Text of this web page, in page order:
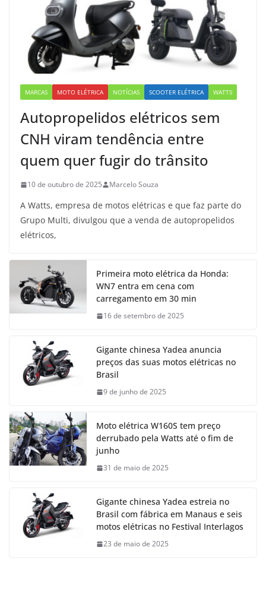
MARCAS MOTO ELÉTRICA NOTÍCIAS SCOOTER ELÉTRICA WATTS
Autopropelidos elétricos sem
CNH viram tendência entre
quem quer fugir do trânsito
10 de outubro de 2025 Marcelo Souza
A Watts, empresa de motos elétricas e que faz parte do
Grupo Multi, divulgou que a venda de autopropelidos
elétricos,
Primeira moto elétrica da Honda:
WN7 entra em cena com
carregamento em 30 min
16 de setembro de 2025
Gigante chinesa Yadea anuncia
preços das suas motos elétricas no
Brasil
9 de junho de 2025
Moto elétrica W160S tem preço
derrubado pela Watts até o fim de
junho
31 de maio de 2025
Gigante chinesa Yadea estreia no
Brasil com fábrica em Manaus e seis
motos elétricas no Festival Interlagos
23 de maio de 2025